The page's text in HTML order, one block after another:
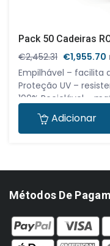
Pack 50 Cadeiras
€2,452.31 O
preço
original
era:
€1,955.70
Empilhável – facilita
Proteção UV –
100% Reciclável –
Estrutura robusta
Dimensões 57x56x83
Disponível também
aluguer.
Adicionar
Métodos De